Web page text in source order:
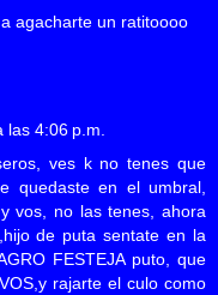
agacharte un ratitoooo
4:06 p.m.
ves k no tenes que
quedaste en el umbral,
vos, no las tenes, ahora
de puta sentate en la
FESTEJA puto, que
rajarte el culo como